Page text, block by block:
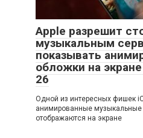
Apple разрешит
музыкальным
показывать
обложки на
26
Одной из интересных фишек
анимированные музыкальные
отображаются на экране